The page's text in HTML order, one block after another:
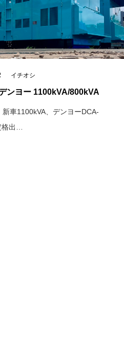
イチオシ
ンヨー 1100kVA/800kVA
新車1100kVA、デンヨーDCA-
出…